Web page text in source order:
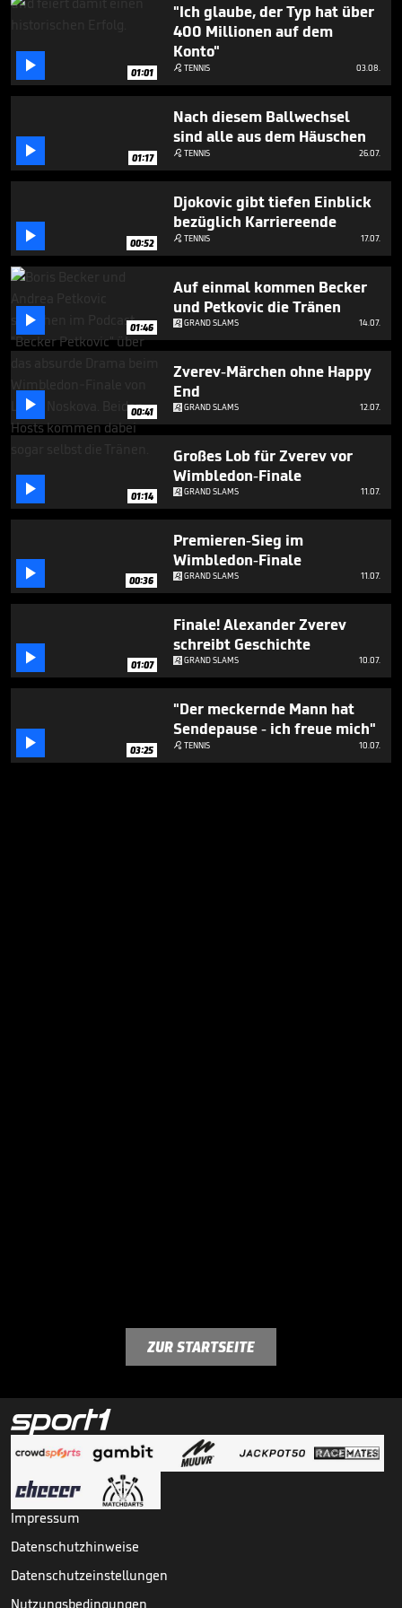
seconds
 01:01
"Ich glaube, der Typ hat über
400 Millionen auf dem
Konto"
 TENNIS 03.08.
 01:17
Nach diesem Ballwechsel
sind alle aus dem Häuschen
 TENNIS 26.07.
 00:52
Djokovic gibt tiefen Einblick
bezüglich Karriereende
 TENNIS 17.07.
 01:46
Auf einmal kommen Becker
und Petkovic die Tränen
GRAND SLAMS 14.07.
 00:41
Zverev-Märchen ohne Happy
End
GRAND SLAMS 12.07.
 01:14
Großes Lob für Zverev vor
Wimbledon-Finale
GRAND SLAMS 11.07.
 00:36
Premieren-Sieg im
Wimbledon-Finale
GRAND SLAMS 11.07.
 01:07
Finale! Alexander Zverev
schreibt Geschichte
GRAND SLAMS 10.07.
 03:25
"Der meckernde Mann hat
Sendepause - ich freue mich"
 TENNIS 10.07.
ZUR STARTSEITE
Impressum
Datenschutzhinweise
Datenschutzeinstellungen
Nutzungsbedingungen